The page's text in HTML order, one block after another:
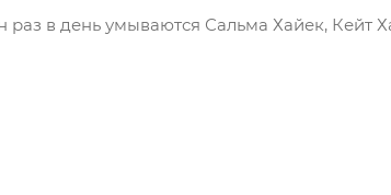
в день умываются Сальма Хайек, Кейт